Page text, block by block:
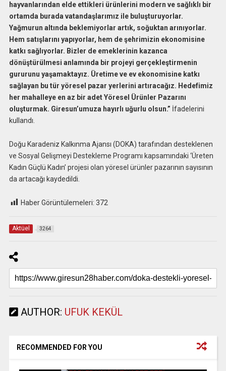
hayvanlarından elde ettikleri ürünlerini modern ve sağlıklı bir
ortamda burada vatandaşlarımız ile buluşturuyorlar.
Yağmurun altında beklemiyorlar artık, soğuktan arınıyorlar.
Hem satışlarını yapıyorlar, hem de şehrimizin ekonomisine
katkı sağlıyorlar. Bizler de emeklerinin kazanca
dönüştürülmesi anlamında bir projeyi gerçekleştirmenin
gururunu yaşamaktayız. Üretime ve ev ekonomisine katkı
sağlayan bu tür yöresel pazar yerlerini artıracağız. Hedefimiz
her mahalleye en az bir adet Yöresel Ürünler Pazarını
oluşturmak. Giresun’umuza hayırlı uğurlu olsun.” İfadelerini
kullandı.
Doğu Karadeniz Kalkınma Ajansı (DOKA) tarafından desteklenen
ve Sosyal Gelişmeyi Destekleme Programı kapsamındaki ‘Üreten
Kadın Güçlü Kadın’ projesi olan yöresel ürünler pazarının sayısının
da artacağı kaydedildi.
Haber Görüntülemeleri: 372
Aktüel 3264
AUTHOR: UFUK KEKÜL
RECOMMENDED FOR YOU